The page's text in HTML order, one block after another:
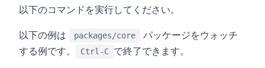
以下のコマンドを実行してください。
以下の例は packages/core
パッケージをウォッチ
する例です。
Ctrl-C で終了できます。